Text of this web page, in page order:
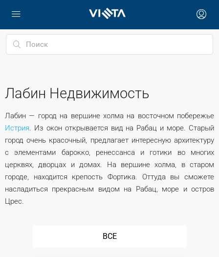
Лабин Недвижимость
Лабин — город на вершине холма на восточном побережье
Истрия. Из окон открывается вид на Рабац и море. Старый
город очень красочный, предлагает интересную архитектуру
с элементами барокко, ренессанса и готики во многих
церквях, дворцах и домах. На вершине холма, в старом
городе, находится крепость Фортика. Оттуда вы сможете
насладиться прекрасным видом на Рабац, море и остров
Црес.
ВСЕ